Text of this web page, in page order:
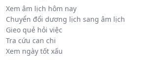
Xem âm lịch hôm nay
Chuyển đổi dương lịch sang âm lịch
Gieo quẻ hỏi việc
Tra cứu can chi
Xem ngày tốt xấu